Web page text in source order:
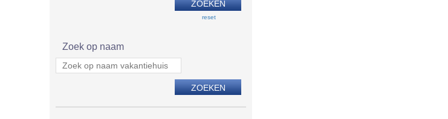
reset
Zoek op naam